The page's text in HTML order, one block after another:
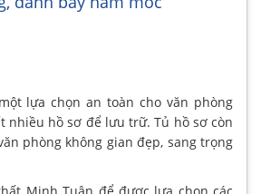
lựa chọn an toàn cho văn phòng
nhiều hồ sơ để lưu trữ. Tủ hồ sơ còn
phòng không gian đẹp, sang trọng